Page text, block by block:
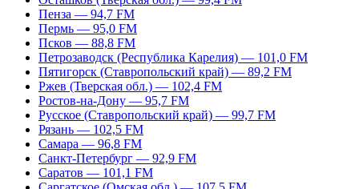
Пенза — 94,7 FM
Пермь — 95,0 FM
Псков — 88,8 FM
Петрозаводск (Республика Карелия) — 101,0 FM
Пятигорск (Ставропольский край) — 89,2 FM
Ржев (Тверская обл.) — 102,4 FM
Ростов-на-Дону — 95,7 FM
Русское (Ставропольский край) — 99,7 FM
Рязань — 102,5 FM
Самара — 96,8 FM
Санкт-Петербург — 92,9 FM
Саратов — 101,1 FM